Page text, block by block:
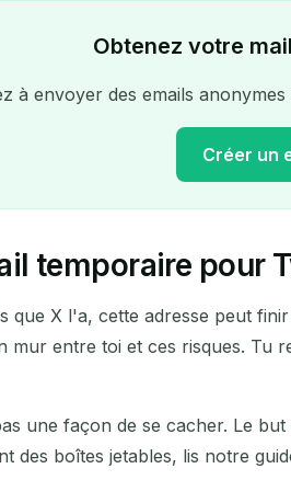
Obtenez votre
à envoyer des emails
Créer un
Votre adresse
Supprimer la sélection
temporaire pour
que X l'a, cette adresse peut
mur entre toi et ces risques. Tu
une façon de se cacher. Le
des boîtes jetables, lis notre